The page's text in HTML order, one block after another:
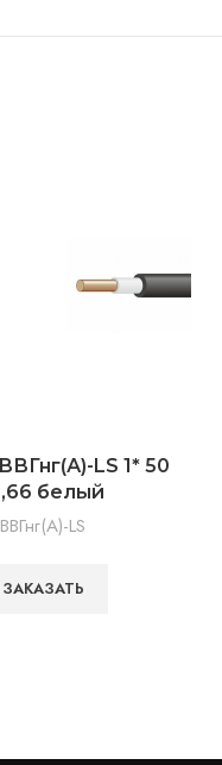
LS 1* 50
белый
ВВГнг(А)-LS
ЗАКАЗАТЬ